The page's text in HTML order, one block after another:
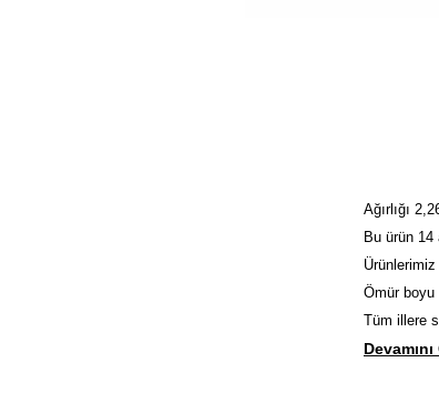
Ağırlığı
Bu ürün 14
Ömür boyu
Tüm illere